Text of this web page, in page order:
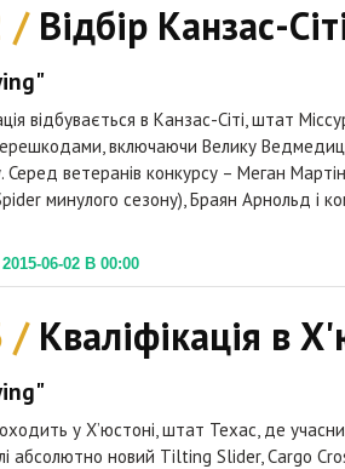
/ Відбір Канзас-
відбувається в Канзас-Сіті, штат
включаючи Велику
Серед ветеранів конкурсу – Меган
минулого сезону), Браян Арнольд і
06-02 В 00:00
/ Кваліфікація в
у Х’юстоні, штат Техас, де
абсолютно новий Tilting Slider, Cargo